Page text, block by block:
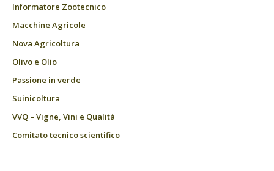
Informatore Zootecnico
Macchine Agricole
Nova Agricoltura
Olivo e Olio
Passione in verde
Suinicoltura
VVQ – Vigne, Vini e Qualità
Comitato tecnico scientifico